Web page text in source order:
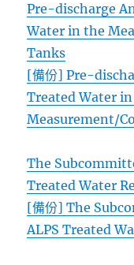
Pre-discharge
Water in the
Tanks
[備份] Pre-
Treated Water
Measurement/
The
Treated Water
[備份] The
ALPS Treated